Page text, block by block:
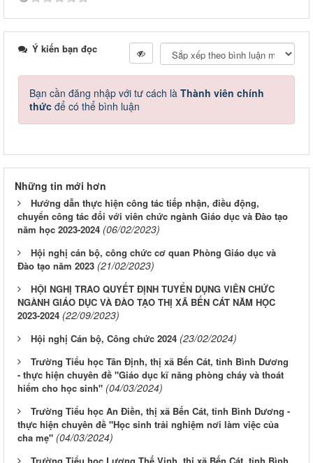
Ý kiến bạn đọc
Bạn cần đăng nhập với tư cách là Thành viên chính
thức để có thể bình luận
Những tin mới hơn
Hướng dẫn thực hiện công tác tiếp nhận, điều động,
chuyển công tác đối với viên chức ngành Giáo dục và Đào tạo
năm học 2023-2024 (06/02/2023)
Hội nghị cán bộ, công chức cơ quan Phòng Giáo dục và
Đào tạo năm 2023 (21/02/2023)
HỘI NGHỊ TRAO QUYẾT ĐỊNH TUYỂN DỤNG VIÊN CHỨC
NGÀNH GIÁO DỤC VÀ ĐÀO TẠO THỊ XÃ BẾN CÁT NĂM HỌC
2023-2024 (22/09/2023)
Hội nghị Cán bộ, Công chức 2024 (23/02/2024)
Trường Tiểu học Tân Định, thị xã Bến Cát, tỉnh Bình Dương
- thực hiện chuyên đề "Giáo dục kĩ năng phòng cháy và thoát
hiểm cho học sinh" (04/03/2024)
Trường Tiểu học An Điền, thị xã Bến Cát, tỉnh Bình Dương -
thực hiện chuyên đề "Học sinh trải nghiệm nơi làm việc của
cha mẹ" (04/03/2024)